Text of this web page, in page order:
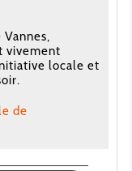
vivement
locale et
de